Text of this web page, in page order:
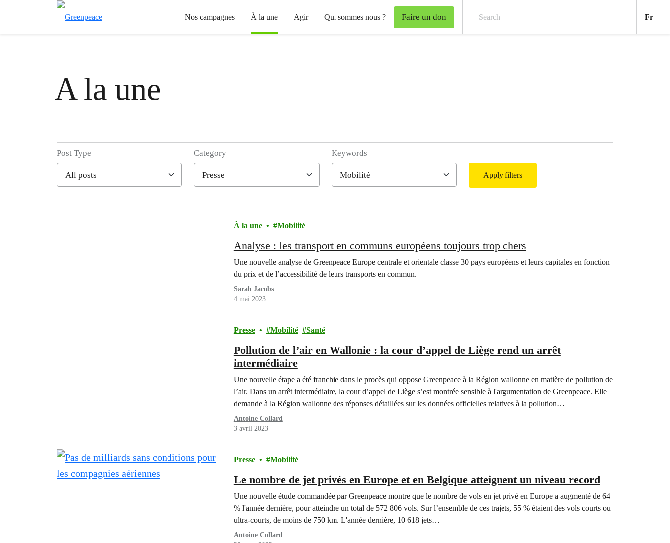
Nos campagnes À la une Agir Qui sommes nous ? Faire un don Fr
A la une
Filter posts
Post Type Category Keywords
Apply filters
À la une Mobilité
Analyse : les transport en communs européens toujours trop chers
Une nouvelle analyse de Greenpeace Europe centrale et orientale classe 30 pays européens et leurs capitales en fonction
du prix et de l’accessibilité de leurs transports en commun.
Sarah Jacobs
4 mai 2023
Presse Mobilité Santé
Pollution de l’air en Wallonie : la cour d’appel de Liège rend un arrêt
intermédiaire
Une nouvelle étape a été franchie dans le procès qui oppose Greenpeace à la Région wallonne en matière de pollution de
l’air. Dans un arrêt intermédiaire, la cour d’appel de Liège s’est montrée sensible à l'argumentation de Greenpeace. Elle
demande à la Région wallonne des réponses détaillées sur les données officielles relatives à la pollution…
Antoine Collard
3 avril 2023
Presse Mobilité
Le nombre de jet privés en Europe et en Belgique atteignent un niveau record
Une nouvelle étude commandée par Greenpeace montre que le nombre de vols en jet privé en Europe a augmenté de 64
% l'année dernière, pour atteindre un total de 572 806 vols. Sur l’ensemble de ces trajets, 55 % étaient des vols courts ou
ultra-courts, de moins de 750 km. L'année dernière, 10 618 jets…
Antoine Collard